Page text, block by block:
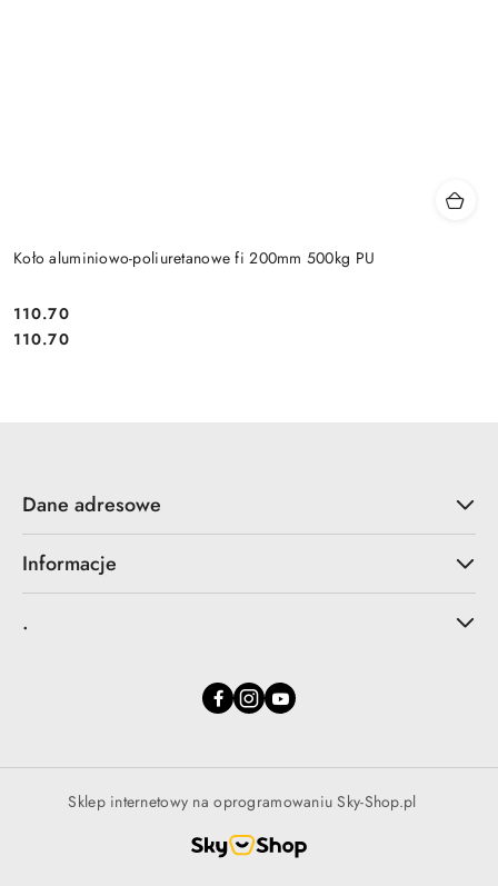
Koło aluminiowo-poliuretanowe fi 200mm 500kg PU
Cena:
110.70
Cena:
110.70
Dane adresowe
Informacje
.
Sklep internetowy na oprogramowaniu Sky-Shop.pl